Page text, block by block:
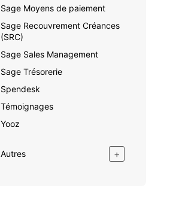
Sage Moyens de paiement
Sage Recouvrement Créances
(SRC)
Sage Sales Management
Sage Trésorerie
Spendesk
Témoignages
Yooz
Autres +